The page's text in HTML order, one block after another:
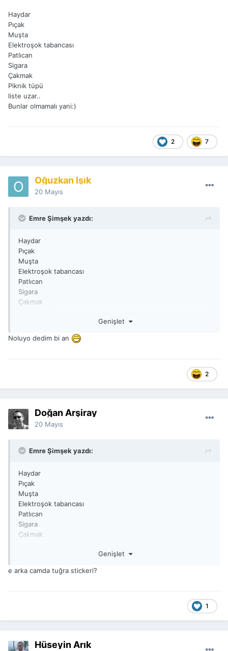
Haydar
Pıçak
Muşta
Elektroşok tabancası
Patlıcan
Sigara
Çakmak
Piknik tüpü
liste uzar..
Bunlar olmamalı yani:)
2 7
Oğuzkan Işık
20 Mayıs
Emre Şimşek yazdı:
Haydar
Pıçak
Muşta
Elektroşok tabancası
Patlıcan
Sigara
Çakmak
Bunlar olmamalı yani:)
Genişlet
Noluyo dedim bi an
2
Doğan Arşiray
20 Mayıs
Emre Şimşek yazdı:
Haydar
Pıçak
Muşta
Elektroşok tabancası
Patlıcan
Sigara
Çakmak
Genişlet
e arka camda tuğra stickeri?
1
Hüseyin Arık